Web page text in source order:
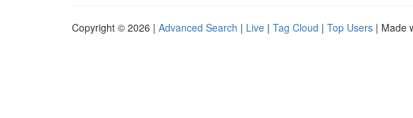
Copyright © 2026 | Advanced Search | Live | Tag Cloud | Top Users | Made